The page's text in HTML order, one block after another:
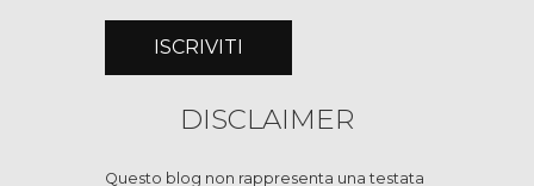
DISCLAIMER
Questo blog non rappresenta una testata